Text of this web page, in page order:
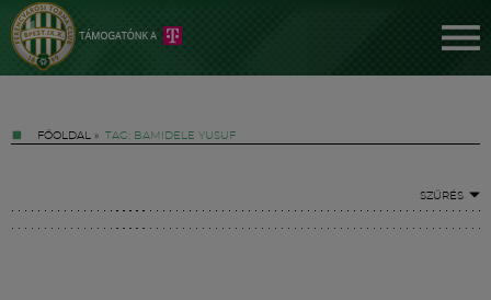
FŐOLDAL » TAG: BAMIDELE YUSUF
SZŰRÉS